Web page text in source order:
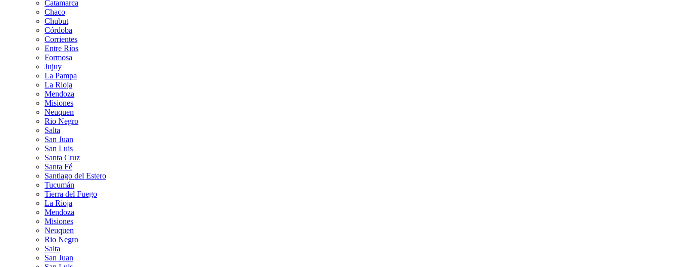
Catamarca
Chaco
Chubut
Córdoba
Corrientes
Entre Ríos
Formosa
Jujuy
La Pampa
La Rioja
Mendoza
Misiones
Neuquen
Rio Negro
Salta
San Juan
San Luis
Santa Cruz
Santa Fé
Santiago del Estero
Tucumán
Tierra del Fuego
La Rioja
Mendoza
Misiones
Neuquen
Rio Negro
Salta
San Juan